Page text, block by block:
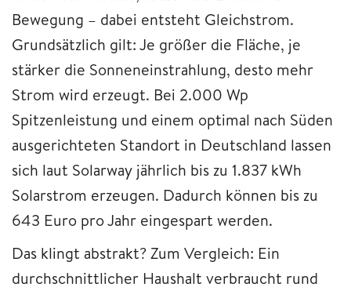
Bewegung – dabei entsteht Gleichstrom.
Grundsätzlich gilt: Je größer die Fläche, je
stärker die Sonneneinstrahlung, desto mehr
Strom wird erzeugt. Bei 2.000 Wp
Spitzenleistung und einem optimal nach Süden
ausgerichteten Standort in Deutschland lassen
sich laut Solarway jährlich bis zu 1.837 kWh
Solarstrom erzeugen. Dadurch können bis zu
643 Euro pro Jahr eingespart werden.
Das klingt abstrakt? Zum Vergleich: Ein
durchschnittlicher Haushalt verbraucht rund